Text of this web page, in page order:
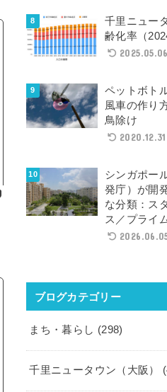
千里ニュー
齢化率（
2025.05.06
ペットボト
風車の作り
鳥除け
2020.12.31
シンガポー
発庁）が開
な分類：ス
ス／プライ
ブログカテゴリー
まち・暮らし (298)
千里ニュータウン（大阪）